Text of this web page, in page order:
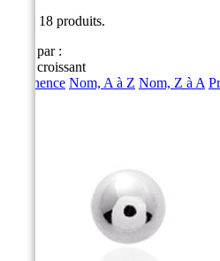
Il y a 18 produits.
Trier par :
Prix, croissant
Pertinence Nom, A à Z Nom, Z à A